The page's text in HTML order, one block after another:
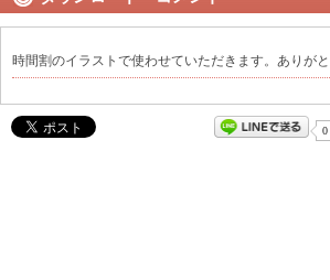
時間割のイラストで使わせていただきます。ありがと
0